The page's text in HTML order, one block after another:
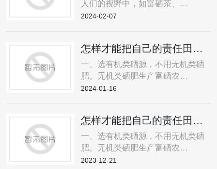
人们的视野中，如富硒茶、…
2024-02-07
一、选有机类硒源，不用无机类硒
肥。无机类硒肥生产富硒农…
2024-01-16
怎样才能把自己的责任田成为
一、选有机类硒源，不用无机类硒
肥。无机类硒肥生产富硒农…
2023-12-21